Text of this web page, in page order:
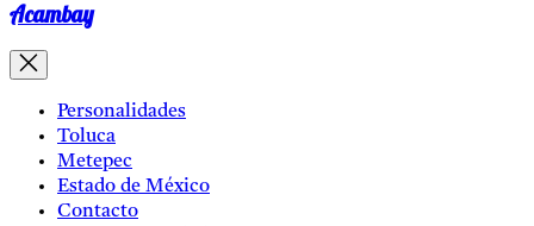
Acambay
Personalidades
Toluca
Metepec
Estado de México
Contacto